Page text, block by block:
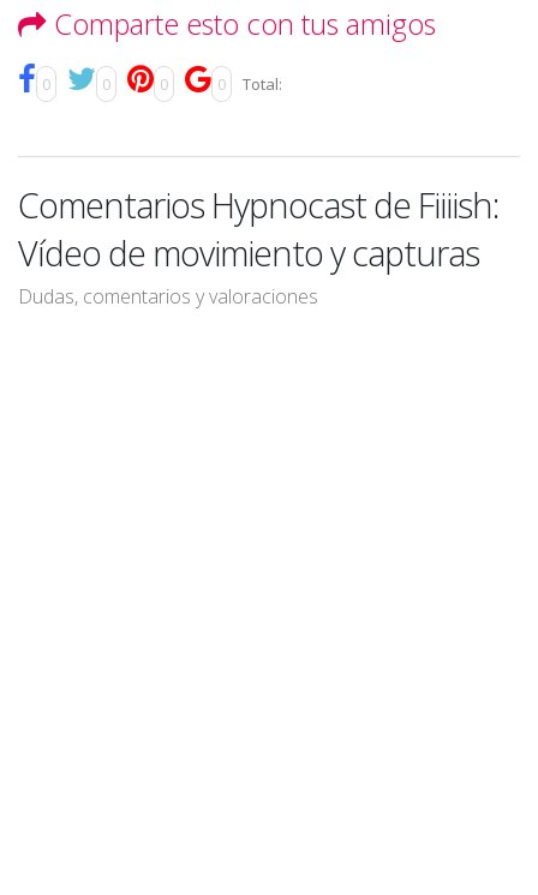
Comparte esto con tus amigos
0 0 0 0 Total:
Comentarios Hypnocast de Fiiiish:
Vídeo de movimiento y capturas
Dudas, comentarios y valoraciones